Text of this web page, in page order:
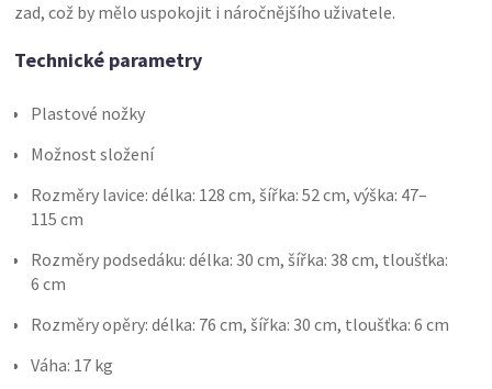
zad, což by mělo uspokojit i náročnějšího uživatele.
Technické parametry
Plastové nožky
Možnost složení
Rozměry lavice: délka: 128 cm, šířka: 52 cm, výška: 47–
115 cm
Rozměry podsedáku: délka: 30 cm, šířka: 38 cm, tloušťka:
6 cm
Rozměry opěry: délka: 76 cm, šířka: 30 cm, tloušťka: 6 cm
Váha: 17 kg